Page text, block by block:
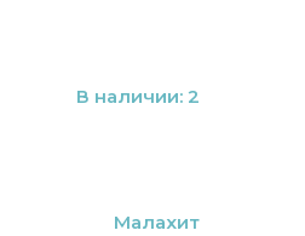
В наличии: 2
Малахит